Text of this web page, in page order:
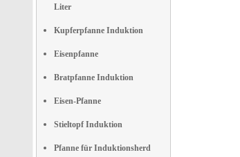
Liter
Kupferpfanne Induktion
Eisenpfanne
Bratpfanne Induktion
Eisen-Pfanne
Stieltopf Induktion
Pfanne für Induktionsherd